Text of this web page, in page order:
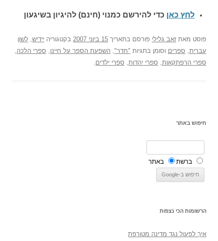
לחץ כאן כדי להירשם כמנוי (חינם) להיגיון בשיגעון
פוסט מאת זאב גלילי פורסם בתאריך 15 ביוני 2007 בקטגוריה יידיש לשון
עברית ספרים וסומן בתגיות "חדר" השפעת הספר על חיינו ספרי הלכה
ספרי הרפתקאות ספרי יהדות ספרי ילדים
חיפוש באתר
ברשת באתר
הרשומות הכי נצפות
איך לפעול נגד מדינה מטורפת